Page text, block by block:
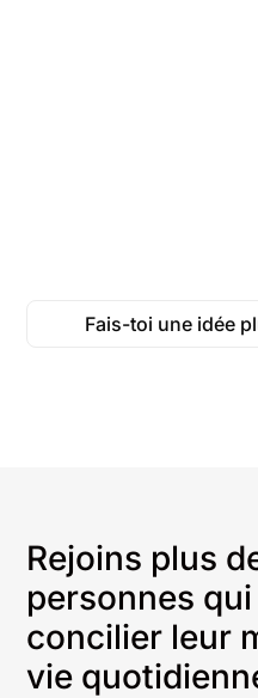
Fais-toi une idée
Rejoins plus
personnes
concilier leur
vie